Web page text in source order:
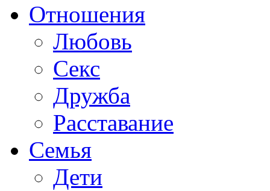
Отношения
Любовь
Секс
Дружба
Расставание
Семья
Дети